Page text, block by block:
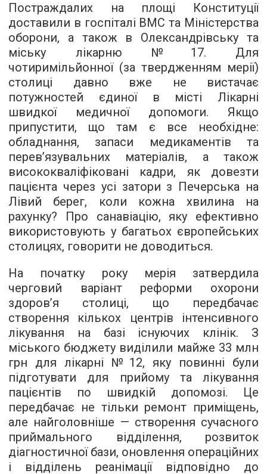
Постраждалих на площі Конституції
доставили в госпіталі ВМС та Міністерства
оборони, а також в Олександрівську та
міську лікарню №17. Для
чотиримільйонної (за твердженням мерії)
столиці давно вже не вистачає
потужностей єдиної в місті Лікарні
швидкої медичної допомоги. Якщо
припустити, що там є все необхідне:
обладнання, запаси медикаментів та
перев’язувальних матеріалів, а також
висококваліфіковані кадри, як довезти
пацієнта через усі затори з Печерська на
Лівий берег, коли кожна хвилина на
рахунку? Про санавіацію, яку ефективно
використовують у багатьох європейських
столицях, говорити не доводиться.
На початку року мерія затвердила
черговий варіант реформи охорони
здоров’я столиці, що передбачає
створення кількох центрів інтенсивного
лікування на базі існуючих клінік. З
міського бюджету виділили майже 33 млн
грн для лікарні №12, яку повинні були
підготувати для прийому та лікування
пацієнтів по швидкій допомозі. Це
передбачає не тільки ремонт приміщень,
але найголовніше — створення сучасного
приймального відділення, розвиток
діагностичної бази, оновлення операційних
і відділень реанімації відповідно до